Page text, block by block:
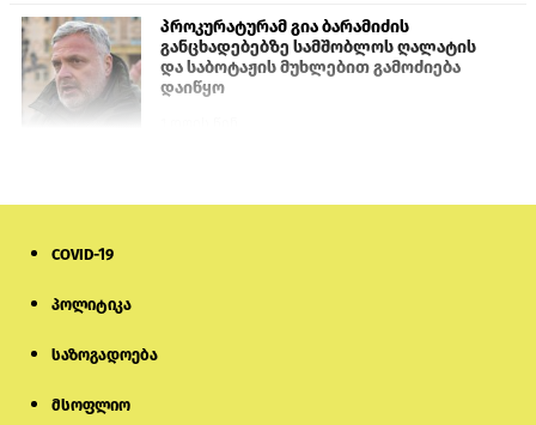
პროკურატურამ გია ბარამიძის
განცხადებებზე სამშობლოს ღალატის
და საბოტაჟის მუხლებით გამოძიება
დაიწყო
COVID-19
პოლიტიკა
საზოგადოება
მსოფლიო